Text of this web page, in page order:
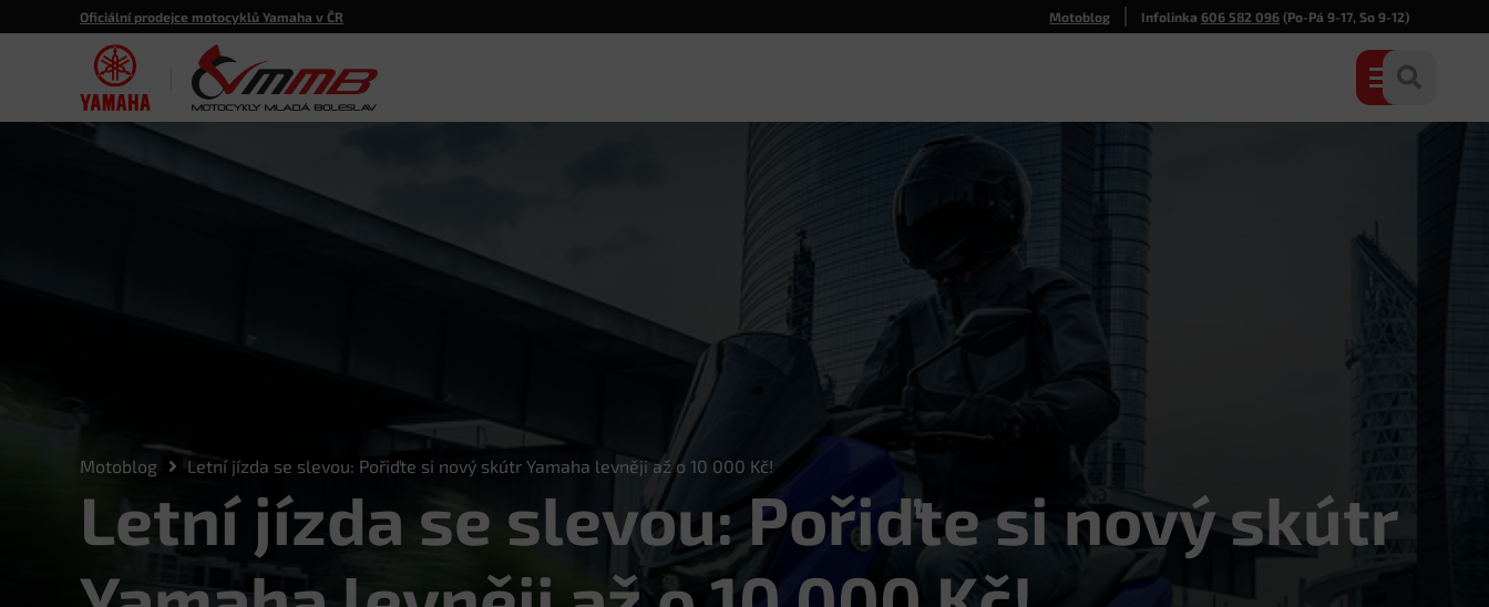
Oficiální prodejce motocyklů Yamaha v ČR Motoblog Infolinka606 582 096 (Po-Pá 9-17, So 9-12)
Motoblog Letní jízda se slevou: Pořiďte si nový skútr Yamaha levněji až o 10 000 Kč!
Letní jízda se slevou: Pořiďte si nový skútr